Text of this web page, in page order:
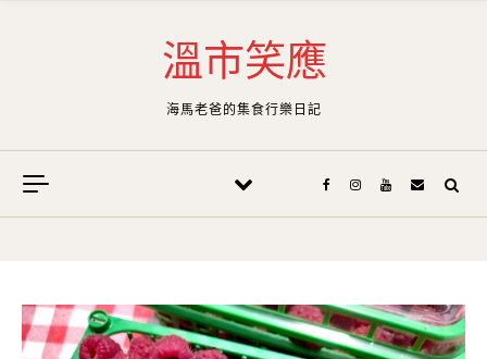
溫市笑應
海馬老爸的集食行樂日記